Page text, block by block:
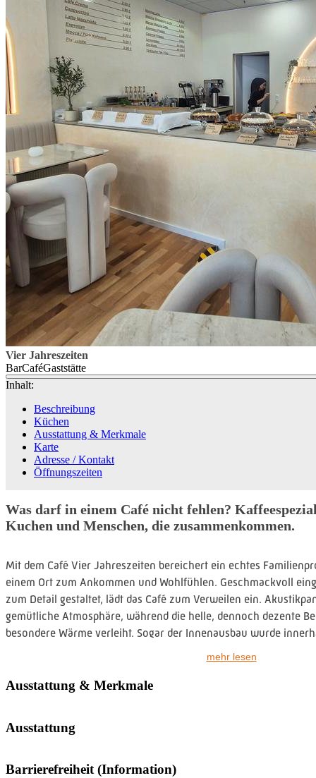
Vier Jahreszeiten
BarCaféGaststätte
Inhalt:
Beschreibung
Küchen
Ausstattung & Merkmale
Karte
Adresse / Kontakt
Öffnungszeiten
Was darf in einem Café nicht fehlen?
Kuchen und Menschen, die zusammenkommen.
Mit dem Café Vier Jahreszeiten bereichert ein echtes
einem Ort zum Ankommen und Wohlfühlen. Geschmackvoll
zum Detail gestaltet, lädt das Café zum Verweilen ein.
gemütliche Atmosphäre, während die helle, dennoch dezente
besondere Wärme verleiht. Sogar der Innenausbau wurde
Auf der Karte stehen Kaffeespezialitäten von klassischem
Matcha Latte, verschiedene Teesorten und erfrischende
hausgemachte Kuchen sowie orientalische Spezialitäten, die
kulinarische Angebot.
eines sein: ein Ort der Begegnung. Ganz nach dem Motto
mehr lesen
Ausstattung & Merkmale
Ausstattung
Barrierefreiheit (Information)